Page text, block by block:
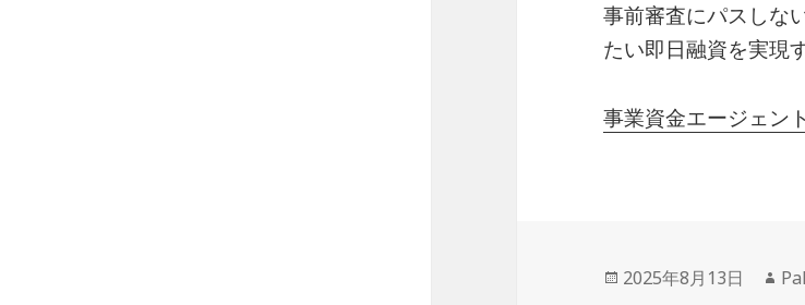
事前審査にパスしな
たい即日融資を実現
事業資金エージェ
投
2025年8月13日
作